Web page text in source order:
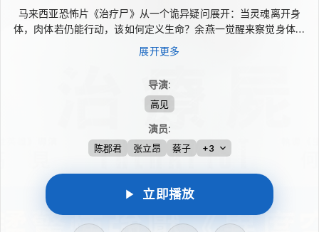
马来西亚恐怖片《治疗尸》从一个诡异疑问展开：当灵魂离开身
体，肉体若仍能行动，该如何定义生命？余燕一觉醒来察觉身体异
样，接连与家人与男友许德争执，愤然离开后遭遇车祸。她经抢救
逃过死亡，却被发现没有心跳，随后又被劫至地下密室。研究失魂
在72小时内找回灵魂。
展开更多
导演:
高见
演员:
陈郡君 张立昂 蔡子 +3
立即播放